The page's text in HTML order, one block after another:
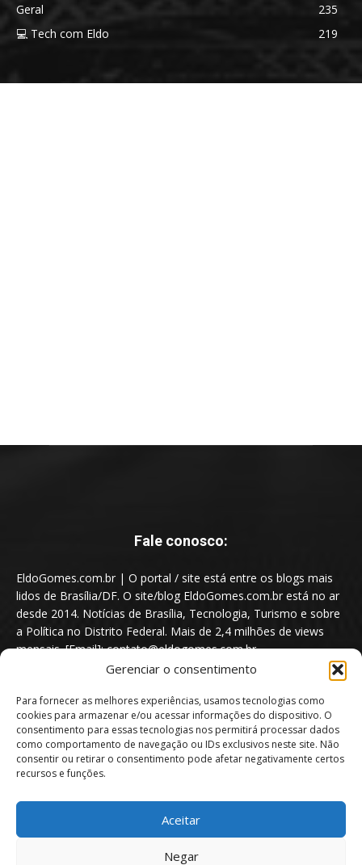
Gerenciar o consentimento
Para fornecer as melhores experiências, usamos tecnologias como
cookies para armazenar e/ou acessar informações do dispositivo. O
consentimento para essas tecnologias nos permitirá processar dados
como comportamento de navegação ou IDs exclusivos neste site. Não
consentir ou retirar o consentimento pode afetar negativamente certos
recursos e funções.
Aceitar
Negar
Geral
235
💻 Tech com Eldo
219
Fale conosco:
EldoGomes.com.br | O portal / site está entre os blogs mais
lidos de Brasília/DF. O site/blog EldoGomes.com.br está no ar
desde 2014. Notícias de Brasília, Tecnologia, Turismo e sobre
a Política no Distrito Federal. Mais de 2,4 milhões de views
mensais. [Email]: contato@eldogomes.com.br
Portal EldoGomes.com.br | Entre os Blogs mais lidos de Brasília/DF. |